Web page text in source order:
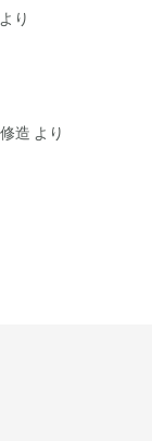
より
造 より